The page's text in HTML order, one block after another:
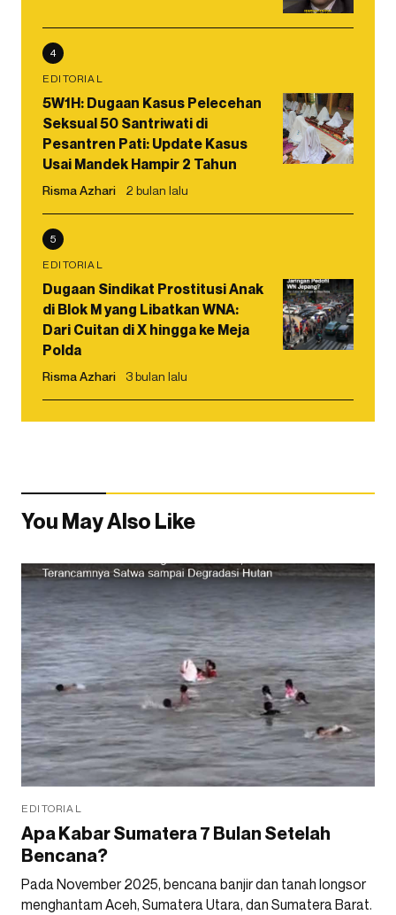
4
EDITORIAL
5W1H: Dugaan Kasus Pelecehan
Seksual 50 Santriwati di
Pesantren Pati: Update Kasus
Usai Mandek Hampir 2 Tahun
Risma Azhari 2 bulan lalu
5
EDITORIAL
Dugaan Sindikat Prostitusi Anak
di Blok M yang Libatkan WNA:
Dari Cuitan di X hingga ke Meja
Polda
Risma Azhari 3 bulan lalu
You May Also Like
EDITORIAL
Apa Kabar Sumatera 7 Bulan Setelah
Bencana?
Pada November 2025, bencana banjir dan tanah longsor
menghantam Aceh, Sumatera Utara, dan Sumatera Barat.